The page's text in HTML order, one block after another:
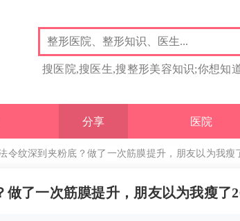
搜医院,搜医生,搜整形美容知识;你想知
分享 医院
令纹深到夹粉底？做了一次筋膜提升，朋友以为我瘦
做了一次筋膜提升，朋友以为我瘦了